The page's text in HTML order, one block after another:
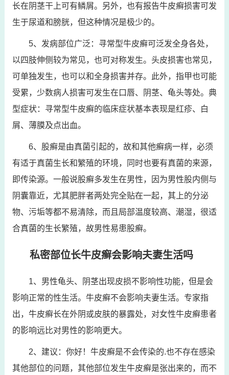
长在阴茎干上可有鳞屑。另外，也有报告牛皮癣损害可发
生于尿道和膀胱，但这种情况是极少的。
5、发病部位广泛：寻常型牛皮癣可泛发全身各处，
以四肢伸侧较为常见，也可对称发生。头皮损害也常见，
可单独发生，也可以和全身损害并存。此外，指甲也可能
受累，少数病人损害可发生在口唇、阴茎、龟头等处。典
型症状：寻常型牛皮癣的临床症状基本表现是红疹、白
屑、薄膜及点出血。
6、股癣是由真菌引起的，故和其他癣病一样，必须
有适于真菌生长和繁殖的环境，同时也要有真菌的来源，
即传染源。一般说股癣多发生在男性，因为男性股内侧与
阴囊靠近，尤其肥胖者两处完全贴在一起，其上的分泌
物、污垢等都不易清除，而且局部温度较高、潮湿，很适
合真菌的生长繁殖，故男性易患股癣。
私密部位长牛皮癣会影响夫妻生活吗
1、男性龟头、阴茎出现皮损不影响性功能，但是会
影响正常的性生活。牛皮癣不会影响夫妻生活。专家指
出，牛皮癣长在外阴或皮肤的暴露处，对女性牛皮癣患者
的影响远比对男性的影响更大。
2、建议：你好！牛皮癣是不会传染的.也不存在感染
其他部位的问题，其他部位发生牛皮癣是张出来的，而不